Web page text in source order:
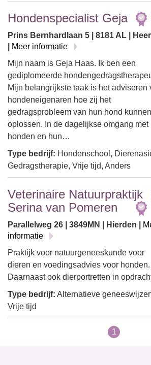
Hondenspecialist Geja
Prins Bernhardlaan 5 | 8181 AL |
Meer informatie
Mijn naam is Geja Haas. Ik ben een
gediplomeerde
Mijn belangrijkste taak is het adviseren
hondeneigenaren hoe zij het
gedragsprobleem van hun hond kunnen
oplossen. In de dagelijkse omgang met
honden en hun…
Type bedrijf: Hondenschool,
Gedragstherapie, Vrije tijd, Anders
Veterinaire Natuurpraktijk
Serina van Pomeren
Parallelweg 26 | 3849MN | Hierden |
informatie
Praktijk voor natuurgeneeskunde voor
dieren en voedingsadvies voor honden.
Daarnaast ook dierportretten in
Type bedrijf: Alternatieve
Vrije tijd
1